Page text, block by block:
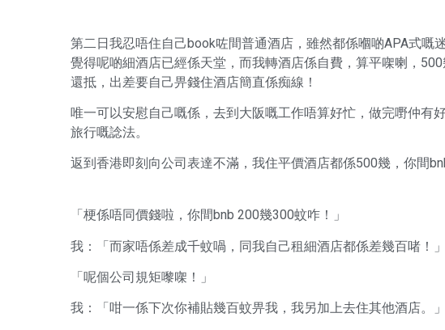
第二日我忍唔住自己book咗間普通酒店，雖然都係嗰啲APA式嘅
覺得呢啲細酒店已經係天堂，而我轉酒店係自費，算平㗎喇，
還抵，出差要自己畀錢住酒店簡直係痴線！
唯一可以安慰自己嘅係，去到大阪嘅工作唔算好忙，做完嘢仲有
旅行嘅諗法。
返到香港即刻向公司表達不滿，我住平價酒店都係500幾，你間
「梗係唔同價錢啦，你間bnb 200幾300蚊咋！」
我：「而家唔係差成千蚊喎，同我自己租細酒店都係差幾百啫！」
「呢個公司規矩嚟㗎！」
我：「咁一係下次你補貼幾百蚊畀我，我另加上去住其他酒店。」